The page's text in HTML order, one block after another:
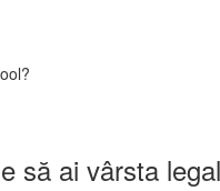
să ai vârsta